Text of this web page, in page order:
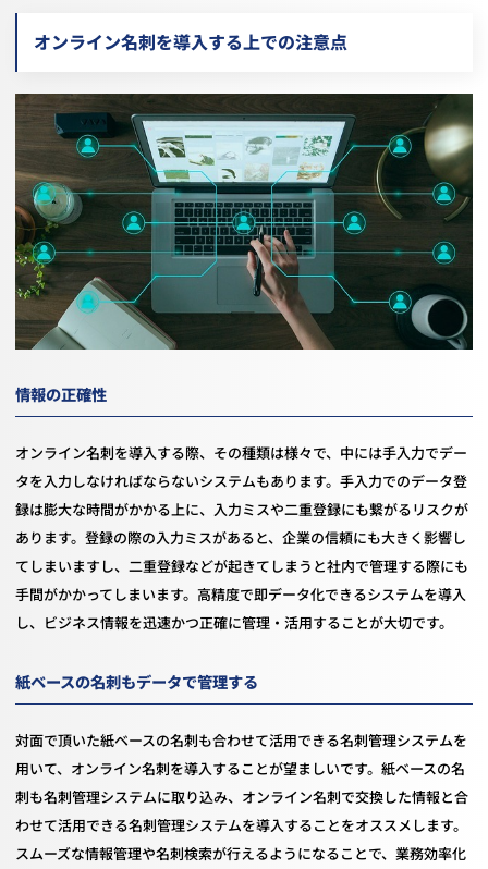
オンライン名刺を導入する上での注意点
情報の正確性
オンライン名刺を導入する際、その種類は様々で、中には手入力でデー
タを入力しなければならないシステムもあります。手入力でのデータ登
録は膨大な時間がかかる上に、入力ミスや二重登録にも繋がるリスクが
あります。登録の際の入力ミスがあると、企業の信頼にも大きく影響し
てしまいますし、二重登録などが起きてしまうと社内で管理する際にも
手間がかかってしまいます。高精度で即データ化できるシステムを導入
し、ビジネス情報を迅速かつ正確に管理・活用することが大切です。
紙ベースの名刺もデータで管理する
対面で頂いた紙ベースの名刺も合わせて活用できる名刺管理システムを
用いて、オンライン名刺を導入することが望ましいです。紙ベースの名
刺も名刺管理システムに取り込み、オンライン名刺で交換した情報と合
わせて活用できる名刺管理システムを導入することをオススメします。
スムーズな情報管理や名刺検索が行えるようになることで、業務効率化